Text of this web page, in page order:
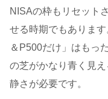
NISAの枠もリセット
せる時期でもありま
＆P500だけ」はもっ
の芝がかなり青く見
静さが必要です。